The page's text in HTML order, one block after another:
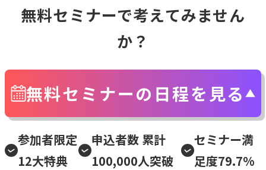
無料セミナーで考えてみません
か？
無料セミナーの日程を見る
参加者限定
12大特典
申込者数 累計
100,000人突破
セミナー満
足度79.7%